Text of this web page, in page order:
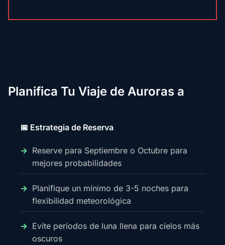
Planifica Tu Viaje de Auroras a
📅 Estrategia de Reserva
Reserve para Septiembre o Octubre para
mejores probabilidades
Planifique un mínimo de 3-5 noches para
flexibilidad meteorológica
Evite períodos de luna llena para cielos más
oscuros